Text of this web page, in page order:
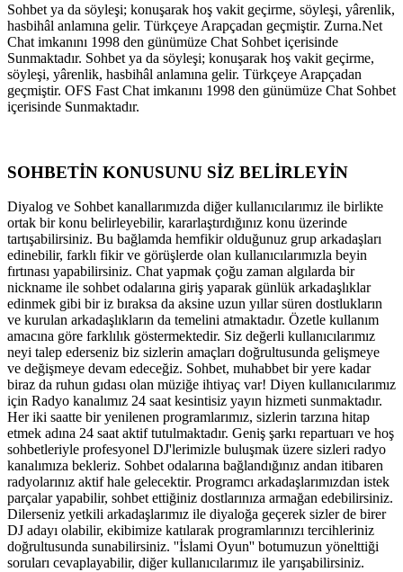
Sohbet ya da söyleşi; konuşarak hoş vakit geçirme, söyleşi, yârenlik,
hasbihâl anlamına gelir. Türkçeye Arapçadan geçmiştir. Zurna.Net
Chat imkanını 1998 den günümüze Chat Sohbet içerisinde
Sunmaktadır. Sohbet ya da söyleşi; konuşarak hoş vakit geçirme,
söyleşi, yârenlik, hasbihâl anlamına gelir. Türkçeye Arapçadan
geçmiştir. OFS Fast Chat imkanını 1998 den günümüze Chat Sohbet
içerisinde Sunmaktadır.
SOHBETİN KONUSUNU SİZ BELİRLEYİN
Diyalog ve Sohbet kanallarımızda diğer kullanıcılarımız ile birlikte
ortak bir konu belirleyebilir, kararlaştırdığınız konu üzerinde
tartışabilirsiniz. Bu bağlamda hemfikir olduğunuz grup arkadaşları
edinebilir, farklı fikir ve görüşlerde olan kullanıcılarımızla beyin
fırtınası yapabilirsiniz. Chat yapmak çoğu zaman algılarda bir
nickname ile sohbet odalarına giriş yaparak günlük arkadaşlıklar
edinmek gibi bir iz bıraksa da aksine uzun yıllar süren dostlukların
ve kurulan arkadaşlıkların da temelini atmaktadır. Özetle kullanım
amacına göre farklılık göstermektedir. Siz değerli kullanıcılarımız
neyi talep ederseniz biz sizlerin amaçları doğrultusunda gelişmeye
ve değişmeye devam edeceğiz. Sohbet, muhabbet bir yere kadar
biraz da ruhun gıdası olan müziğe ihtiyaç var! Diyen kullanıcılarımız
için Radyo kanalımız 24 saat kesintisiz yayın hizmeti sunmaktadır.
Her iki saatte bir yenilenen programlarımız, sizlerin tarzına hitap
etmek adına 24 saat aktif tutulmaktadır. Geniş şarkı repartuarı ve hoş
sohbetleriyle profesyonel DJ'lerimizle buluşmak üzere sizleri radyo
kanalımıza bekleriz. Sohbet odalarına bağlandığınız andan itibaren
radyolarınız aktif hale gelecektir. Programcı arkadaşlarımızdan istek
parçalar yapabilir, sohbet ettiğiniz dostlarınıza armağan edebilirsiniz.
Dilerseniz yetkili arkadaşlarımız ile diyaloğa geçerek sizler de birer
DJ adayı olabilir, ekibimize katılarak programlarınızı tercihleriniz
doğrultusunda sunabilirsiniz. ''İslami Oyun'' botumuzun yönelttiği
soruları cevaplayabilir, diğer kullanıcılarımız ile yarışabilirsiniz.